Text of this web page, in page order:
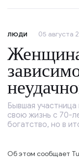
ЛЮДИ 05 августа
Бывшая
свою жизнь с 70-
богатство, но в
Об этом сообщает